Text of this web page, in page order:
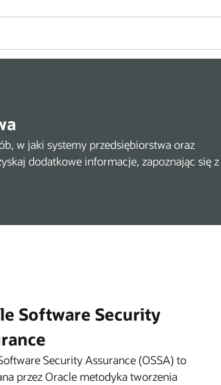
w jaki systemy przedsiębiorstwa oraz
dodatkowe informacje, zapoznając się z
Software Security
Security Assurance (OSSA) to
przez Oracle metodyka tworzenia